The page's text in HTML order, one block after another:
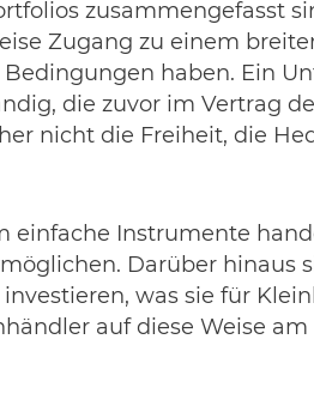
zusammengefasst
Zugang zu einem
haben. Ein
die zuvor im Vertrag
nicht die Freiheit, die
einfache Instrumente
Darüber hinaus
was sie für
auf diese Weise am